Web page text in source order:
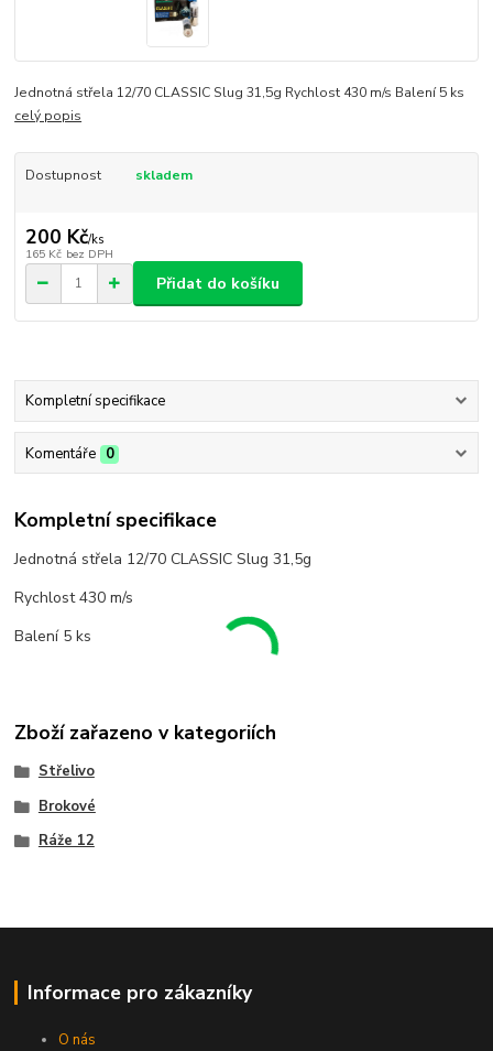
Jednotná střela 12/70 CLASSIC Slug 31,5g Rychlost 430 m/s Balení 5 ks
celý popis
Dostupnost skladem
200 Kč/ks
165 Kč bez DPH
Přidat do košíku
Kompletní specifikace
Komentáře 0
Kompletní specifikace
Jednotná střela 12/70 CLASSIC Slug 31,5g
Rychlost 430 m/s
Balení 5 ks
Zboží zařazeno v kategoriích
Střelivo
Brokové
Ráže 12
Informace pro zákazníky
O nás